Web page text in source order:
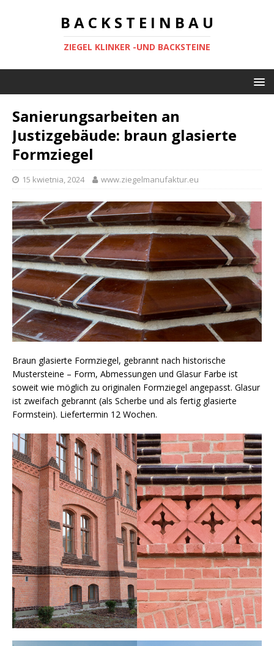
B A C K S T E I N B A U
ZIEGEL KLINKER -UND BACKSTEINE
Sanierungsarbeiten an
Justizgebäude: braun glasierte
Formziegel
15 kwietnia, 2024 www.ziegelmanufaktur.eu
Braun glasierte Formziegel, gebrannt nach historische
Mustersteine – Form, Abmessungen und Glasur Farbe ist
soweit wie möglich zu originalen Formziegel angepasst. Glasur
ist zweifach gebrannt (als Scherbe und als fertig glasierte
Formstein). Liefertermin 12 Wochen.